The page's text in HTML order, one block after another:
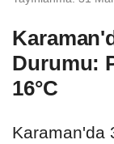
Durumu:
16°C
Karaman'da